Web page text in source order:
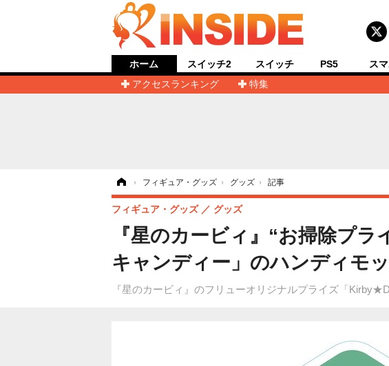
ホーム
アクセスランキング
特集
スイッチ2 スイッチ PS5 ス
› フィギュア・グッズ › グッズ › 記事
『星のカービィ』“お掃除プ
キャンディー」のハンディモ
『星のカービィ』のフリューオリジナルプライズ「
フィギュア・グッズ グッズ